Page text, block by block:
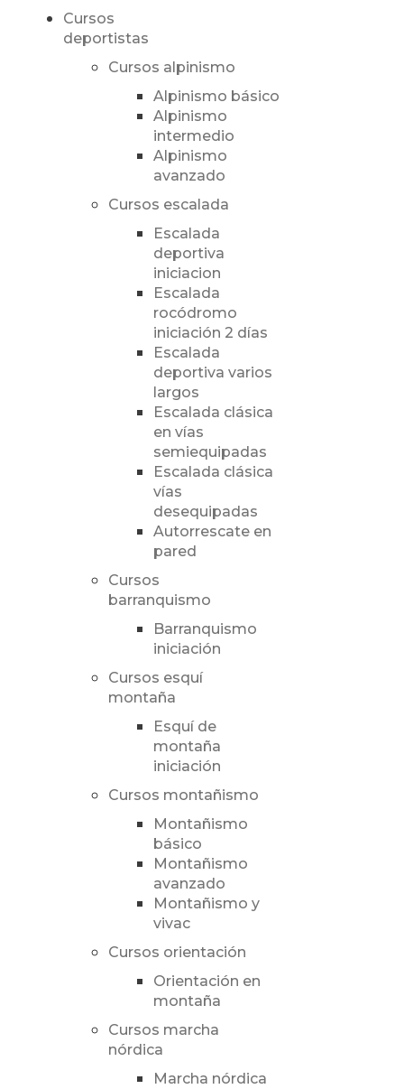
Cursos
deportistas
Cursos alpinismo
Alpinismo básico
Alpinismo
intermedio
Alpinismo
avanzado
Cursos escalada
Escalada
deportiva
iniciacion
Escalada
rocódromo
iniciación 2 días
Escalada
deportiva varios
largos
Escalada clásica
en vías
semiequipadas
Escalada clásica
vías
desequipadas
Autorrescate en
pared
Cursos
barranquismo
Barranquismo
iniciación
Cursos esquí
montaña
Esquí de
montaña
iniciación
Cursos montañismo
Montañismo
básico
Montañismo
avanzado
Montañismo y
vivac
Cursos orientación
Orientación en
montaña
Cursos marcha
nórdica
Marcha nórdica